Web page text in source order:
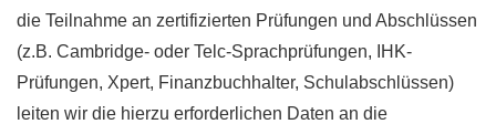
die Teilnahme an zertifizierten Prüfungen und Abschlüssen
(z.B. Cambridge- oder Telc-Sprachprüfungen, IHK-
Prüfungen, Xpert, Finanzbuchhalter, Schulabschlüssen)
leiten wir die hierzu erforderlichen Daten an die